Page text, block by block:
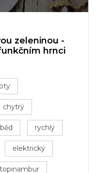
zeleninou -
hrnci
chytrý
rychlý
elektrický
topinambur